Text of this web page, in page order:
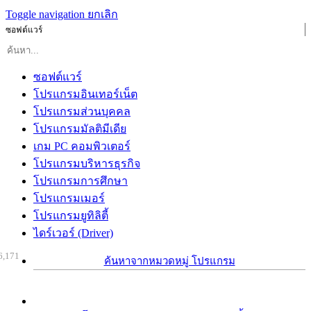
Toggle navigation ยกเลิก
ซอฟต์แวร์
ซอฟต์แวร์
โปรแกรมอินเทอร์เน็ต
โปรแกรมส่วนบุคคล
โปรแกรมมัลติมีเดีย
เกม PC คอมพิวเตอร์
โปรแกรมบริหารธุรกิจ
โปรแกรมการศึกษา
โปรแกรมเมอร์
โปรแกรมยูทิลิตี้
ไดร์เวอร์ (Driver)
ค้นหาจากหมวดหมู่ โปรแกรม